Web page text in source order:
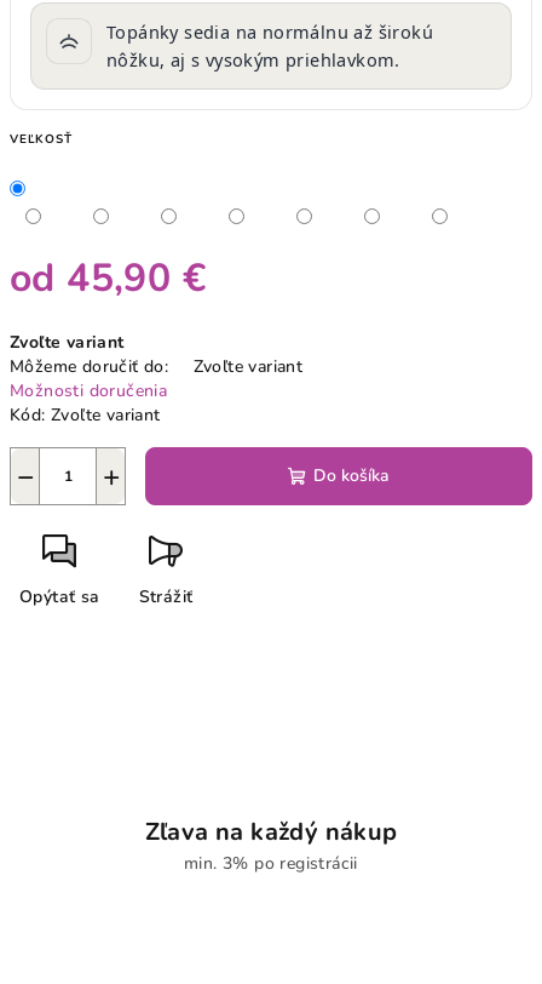
Topánky sedia na normálnu až širokú
nôžku, aj s vysokým priehlavkom.
VEĽKOSŤ
od 45,90 €
cena:
Zvoľte variant
Môžeme doručiť do:
Zvoľte variant
Možnosti doručenia
Kód: Zvoľte variant
+
− Do košíka
Opýtať sa Strážiť
Zľava na každý nákup
min. 3% po registrácii